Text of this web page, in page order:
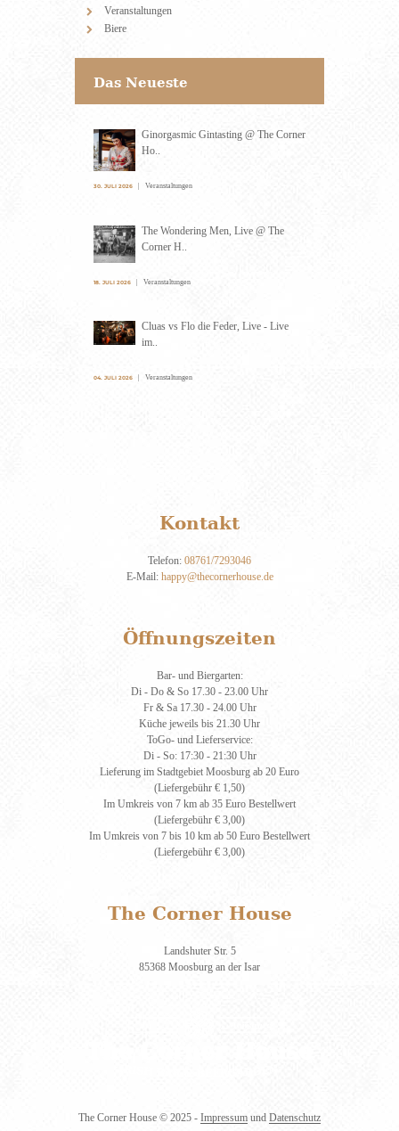
Veranstaltungen
Biere
Das Neueste
Ginorgasmic Gintasting @ The Corner
Ho..
30. JULI 2026 Veranstaltungen
The Wondering Men, Live @ The
Corner H..
18. JULI 2026 Veranstaltungen
Cluas vs Flo die Feder, Live - Live
im..
04. JULI 2026 Veranstaltungen
Kontakt
Telefon: 08761/7293046
E-Mail: happy@thecornerhouse.de
Öffnungszeiten
Bar- und Biergarten:
Di - Do & So 17.30 - 23.00 Uhr
Fr & Sa 17.30 - 24.00 Uhr
Küche jeweils bis 21.30 Uhr
ToGo- und Lieferservice:
Di - So: 17:30 - 21:30 Uhr
Lieferung im Stadtgebiet Moosburg ab 20 Euro
(Liefergebühr € 1,50)
Im Umkreis von 7 km ab 35 Euro Bestellwert
(Liefergebühr € 3,00)
Im Umkreis von 7 bis 10 km ab 50 Euro Bestellwert
(Liefergebühr € 3,00)
The Corner House
Landshuter Str. 5
85368 Moosburg an der Isar
The Corner House © 2025 - Impressum und Datenschutz